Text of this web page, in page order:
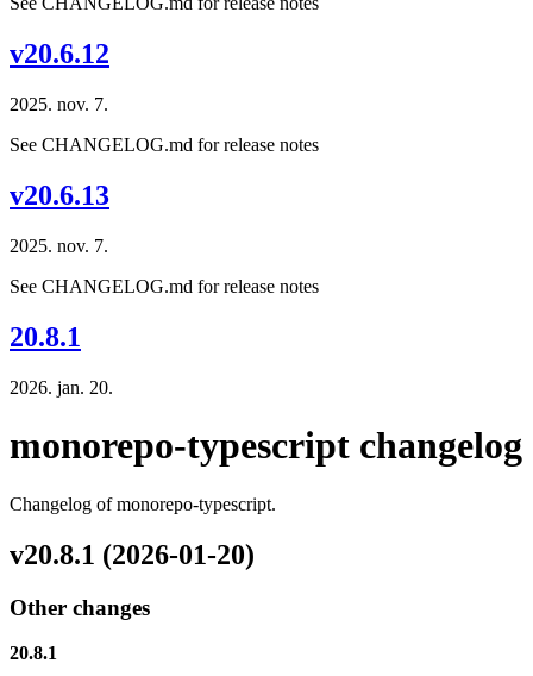
v20.6.12
2025. nov. 7.
See CHANGELOG.md for release notes
v20.6.13
2025. nov. 7.
See CHANGELOG.md for release notes
20.8.1
2026. jan. 20.
monorepo-typescript changelog
Changelog of monorepo-typescript.
v20.8.1 (2026-01-20)
Other changes
20.8.1